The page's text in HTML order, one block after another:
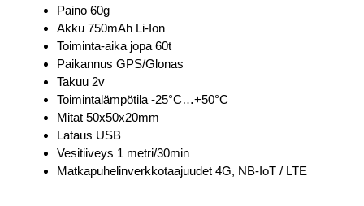
Paino 60g
Akku 750mAh Li-Ion
Toiminta-aika jopa 60t
Paikannus GPS/Glonas
Takuu 2v
Toimintalämpötila -25°C…+50°C
Mitat 50x50x20mm
Lataus USB
Vesitiiveys 1 metri/30min
Matkapuhelinverkkotaajuudet 4G, NB-IoT / LTE